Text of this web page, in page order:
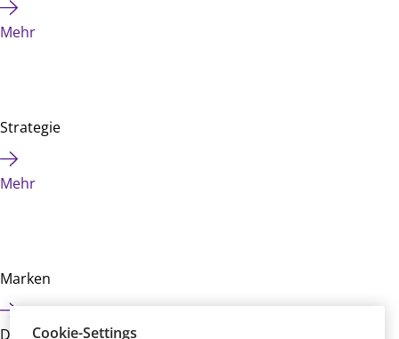
Mehr
Strategie
Mehr
Marken
Diese Seite teilen:
Cookie-Settings